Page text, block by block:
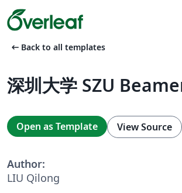
arrow_left_alt Back to all templates
深圳大学 SZU
Open as Template View Source
Author:
LIU Qilong